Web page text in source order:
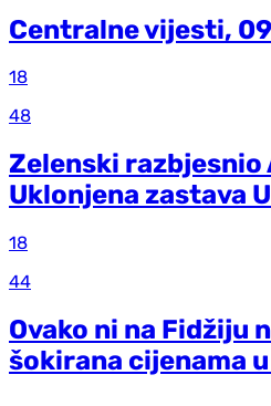
Centralne vijesti,
18
48
Zelenski razbjesnio
Uklonjena zastava
18
44
Ovako ni na Fidžiju
šokirana cijenama